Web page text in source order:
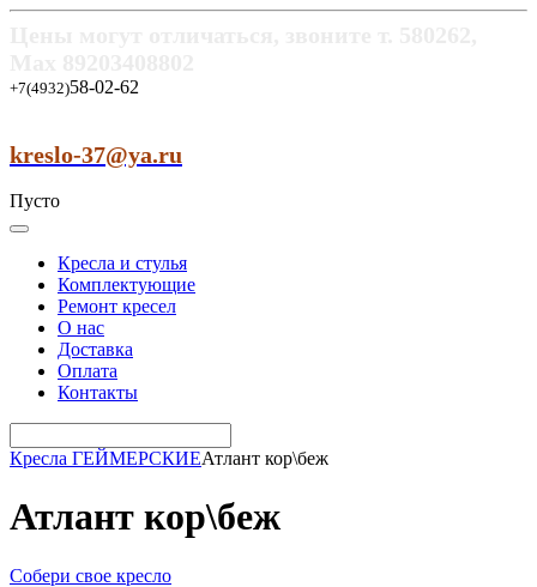
+7(4932)58-02-62
kreslo-37@ya.ru
Пусто
Кресла и стулья
Комплектующие
Ремонт кресел
О нас
Доставка
Оплата
Контакты
Кресла ГЕЙМЕРСКИЕАтлант кор\беж
Атлант кор\беж
Собери свое кресло